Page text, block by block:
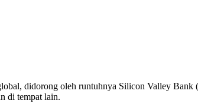
didorong oleh runtuhnya Silicon Valley Bank
di tempat lain.